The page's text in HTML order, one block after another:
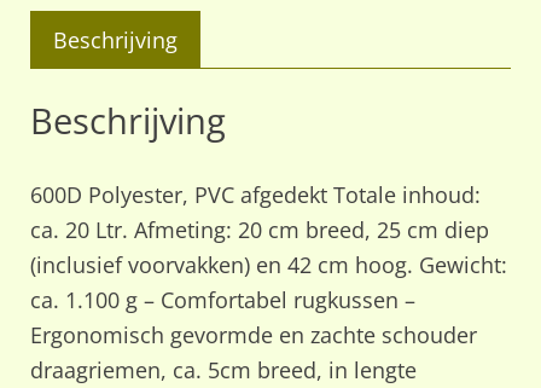
Beschrijving
Beschrijving
600D Polyester, PVC afgedekt Totale inhoud:
ca. 20 Ltr. Afmeting: 20 cm breed, 25 cm diep
(inclusief voorvakken) en 42 cm hoog. Gewicht:
ca. 1.100 g – Comfortabel rugkussen –
Ergonomisch gevormde en zachte schouder
draagriemen, ca. 5cm breed, in lengte